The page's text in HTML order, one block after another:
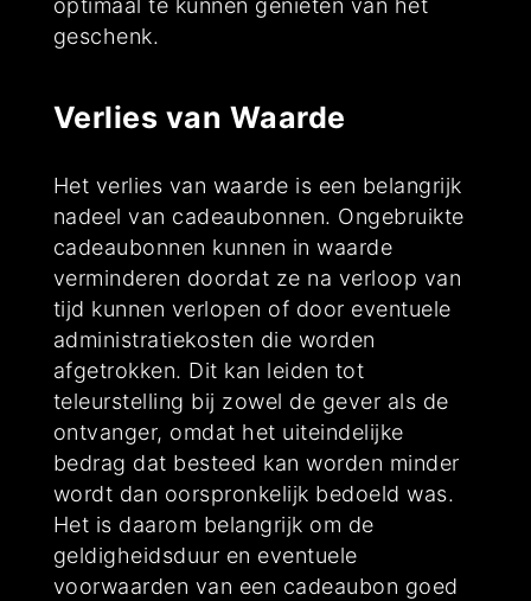
optimaal te kunnen genieten van het
geschenk.
Verlies van Waarde
Het verlies van waarde is een belangrijk
nadeel van cadeaubonnen. Ongebruikte
cadeaubonnen kunnen in waarde
verminderen doordat ze na verloop van
tijd kunnen verlopen of door eventuele
administratiekosten die worden
afgetrokken. Dit kan leiden tot
teleurstelling bij zowel de gever als de
ontvanger, omdat het uiteindelijke
bedrag dat besteed kan worden minder
wordt dan oorspronkelijk bedoeld was.
Het is daarom belangrijk om de
geldigheidsduur en eventuele
voorwaarden van een cadeaubon goed